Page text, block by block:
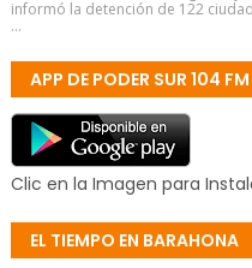
informó la detención de 122
...
APP DE PODER SUR 104 FM
Clic en la Imagen para
EL TIEMPO EN BARAHONA